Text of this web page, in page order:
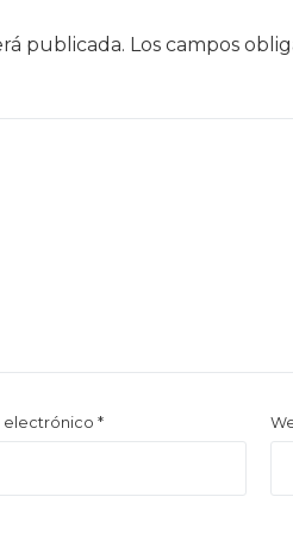
publicada. Los campos
electrónico *